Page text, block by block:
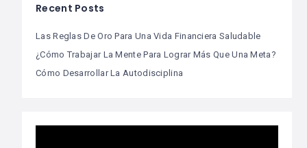
Recent Posts
Las Reglas De Oro Para Una Vida Financiera Saludable
¿Cómo Trabajar La Mente Para Lograr Más Que Una Meta?
Cómo Desarrollar La Autodisciplina